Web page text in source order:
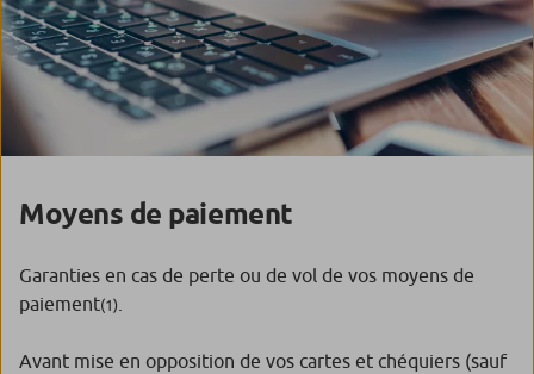
Moyens de paiement
Garanties en cas de perte ou de vol de vos moyens de
paiement(1)
Avant mise en opposition de vos cartes et chéquiers (sauf